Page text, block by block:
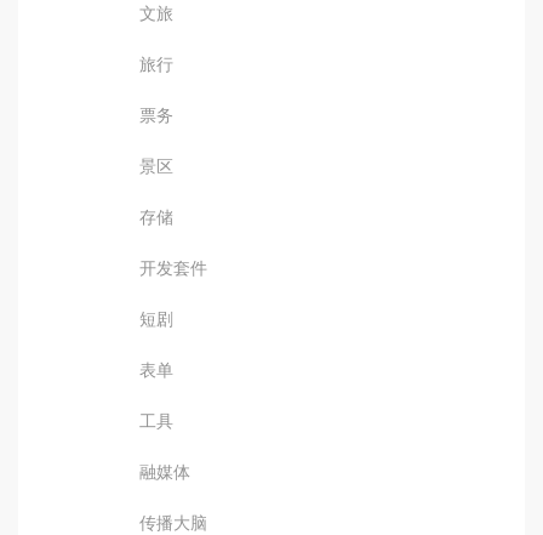
文旅
旅行
票务
景区
存储
开发套件
短剧
表单
工具
融媒体
传播大脑